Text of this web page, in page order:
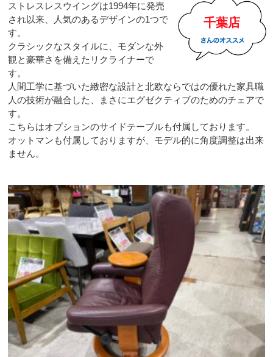
千葉店
ストレスレスウイングは1994年に発売
され以来、人気のあるデザインの1つで
す。
クラシックなスタイルに、モダンな外
観と豪華さを備えたリクライナーで
す。
人間工学に基づいた緻密な設計と北欧ならではの優れた家具職
人の技術が融合した、まさにエグゼクティブのためのチェアで
す。
こちらはオプションのサイドテーブルも付属しております。
オットマンも付属しておりますが、モデル的に角度調整は出来
ません。